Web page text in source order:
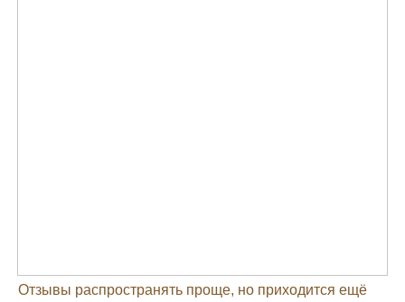
Отзывы распространять проще, но приходится ещё